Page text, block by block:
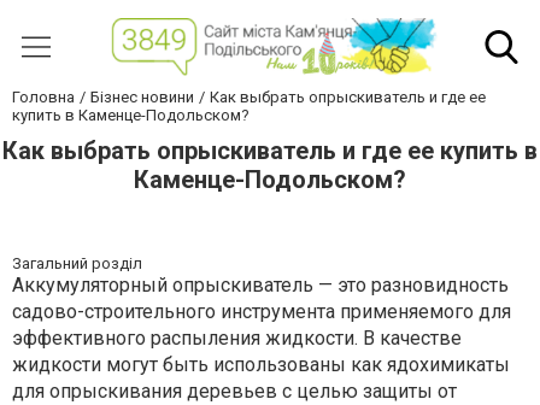
Головна Бізнес новини
Как выбрать опрыскиватель и где ее
купить в Каменце-Подольском?
Как выбрать опрыскиватель и где ее купить в
Каменце-Подольском?
Загальний розділ
Аккумуляторный опрыскиватель — это разновидность
садово-строительного инструмента применяемого для
эффективного распыления жидкости. В качестве
жидкости могут быть использованы как ядохимикаты
для опрыскивания деревьев с целью защиты от